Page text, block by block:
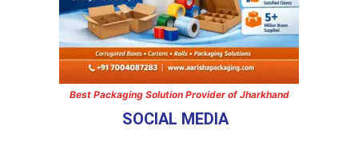
Best Packaging Solution Provider of Jharkhand
SOCIAL MEDIA